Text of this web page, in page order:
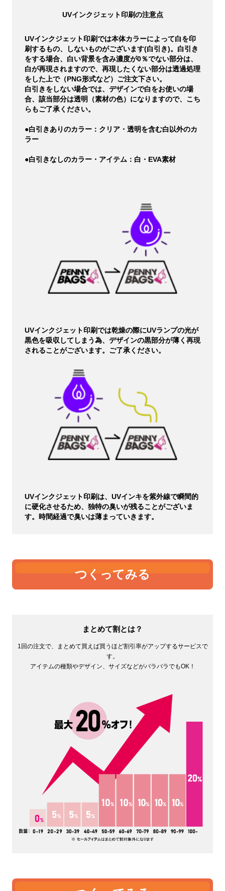
UVインクジェット印刷の注意点
UVインクジェット印刷では本体カラーによって白を印
刷するもの、しないものがございます(白引き)。白引き
をする場合、白い背景を含み濃度が0％でない部分は、
白が再現されますので、再現したくない部分は透過処理
をした上で（PNG形式など）ご注文下さい。
白引きをしない場合では、デザインで白をお使いの場
合、該当部分は透明（素材の色）になりますので、こち
らもご了承ください。
●白引きありのカラー：クリア・透明を含む白以外のカ
ラー
●白引きなしのカラー・アイテム：白・EVA素材
UVインクジェット印刷では乾燥の際にUVランプの光が
黒色を吸収してしまう為、デザインの黒部分が薄く再現
されることがございます。ご了承ください。
UVインクジェット印刷は、UVインキを紫外線で瞬間的
に硬化させるため、独特の臭いが残ることがございま
す。時間経過で臭いは薄まっていきます。
つくってみる
まとめて割とは？
1回の注文で、まとめて買えば買うほど割引率がアップするサービスで
す。
アイテムの種類やデザイン、サイズなどがバラバラでもOK！